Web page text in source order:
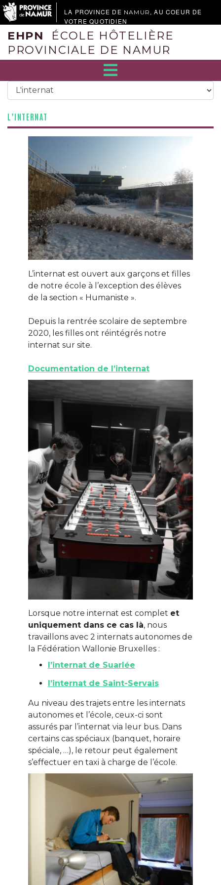
LA PROVINCE DE NAMUR , AU COEUR DE
VOTRE QUOTIDIEN
EHPN
ÉCOLE HÔTELIÈRE
PROVINCIALE DE NAMUR
L’INTERNAT
L’internat est ouvert aux garçons et filles
de notre école à l’exception des élèves
de la section « Humaniste ».
Depuis la rentrée scolaire de septembre
2020, les filles ont réintégrés notre
internat sur site.
Documentation de l’internat
Lorsque notre internat est complet et
uniquement dans ce cas là, nous
travaillons avec 2 internats autonomes de
la Fédération Wallonie Bruxelles :
l’internat de Suarlée
l’internat de Saint-Servais
Au niveau des trajets entre les internats
autonomes et l’école, ceux-ci sont
assurés par l’internat via leur bus. Dans
certains cas spéciaux (banquet, horaire
spéciale, …), le retour peut également
s’effectuer en taxi à charge de l’école.